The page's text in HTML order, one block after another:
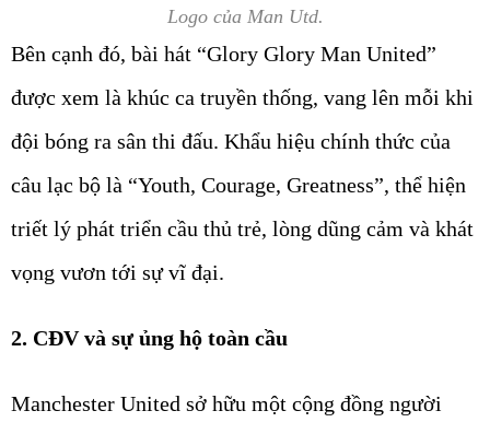
Logo của Man Utd.
Bên cạnh đó, bài hát “Glory Glory Man United”
được xem là khúc ca truyền thống, vang lên mỗi khi
đội bóng ra sân thi đấu. Khẩu hiệu chính thức của
câu lạc bộ là “Youth, Courage, Greatness”, thể hiện
triết lý phát triển cầu thủ trẻ, lòng dũng cảm và khát
vọng vươn tới sự vĩ đại.
2. CĐV và sự ủng hộ toàn cầu
Manchester United sở hữu một cộng đồng người